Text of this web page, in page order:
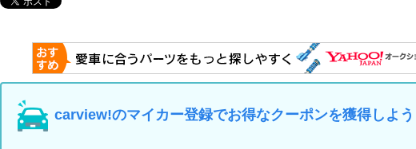
carview!のマイカー登録でお得なクーポンを獲得しよう